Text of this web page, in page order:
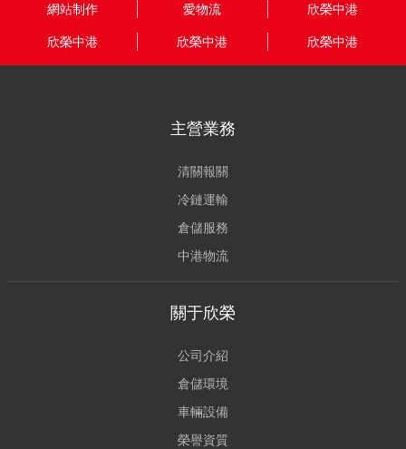
網站制作 愛物流 欣榮中港
欣榮中港 欣榮中港 欣榮中港
主營業務
清關報關
冷鏈運輸
倉儲服務
中港物流
關于欣榮
公司介紹
倉儲環境
車輛設備
榮譽資質